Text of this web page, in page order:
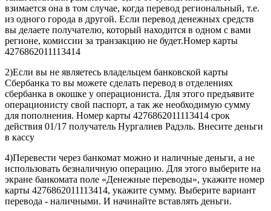
взимается она в том случае, когда перевод региональный, т.е.
из одного города в другой. Если перевод денежных средств
вы делаете получателю, который находится в одном с вами
регионе, комиссии за транзакцию не будет.Номер карты
4276862011113414
2)Если вы не являетесь владельцем банковской карты
Сбербанка то вы можете сделать перевод в отделениях
сбербанка в окошке у операциониста. Для этого предъявите
операционисту свой паспорт, а так же необходимую сумму
для пополнения. Номер карты 4276862011113414 срок
действия 01/17 получатель Нургалиев Радэль. Внесите деньги
в кассу
4)Перевести через банкомат можно и наличные деньги, а не
использовать безналичную операцию. Для этого выберите на
экране банкомата поле «Денежные переводы», укажите номер
карты 4276862011113414, укажите сумму. Выберите вариант
перевода - наличными. И начинайте вставлять деньги.